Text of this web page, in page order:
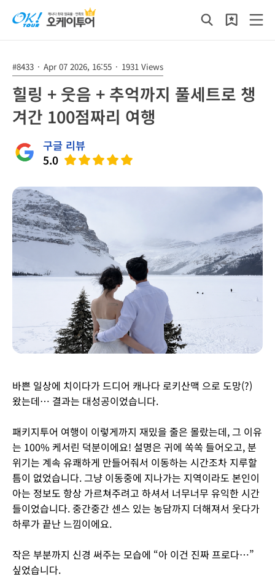
#8433 · Apr 07 2026, 16:55 · 1931 Views
힐링 + 웃음 + 추억까지 풀세트로 챙
겨간 100점짜리 여행
구글 리뷰
5.0
바쁜 일상에 치이다가 드디어 캐나다 로키산맥 으로 도망(?)
왔는데… 결과는 대성공이었습니다.
패키지투어 여행이 이렇게까지 재밌을 줄은 몰랐는데, 그 이유
는 100% 케서린 덕분이에요! 설명은 귀에 쏙쏙 들어오고, 분
위기는 계속 유쾌하게 만들어줘서 이동하는 시간조차 지루할
틈이 없었습니다. 그냥 이동중에 지나가는 지역이라도 본인이
아는 정보도 항상 가르쳐주려고 하셔서 너무너무 유익한 시간
들이었습니다. 중간중간 센스 있는 농담까지 더해져서 웃다가
하루가 끝난 느낌이에요.
작은 부분까지 신경 써주는 모습에 “아 이건 진짜 프로다…”
싶었습니다.